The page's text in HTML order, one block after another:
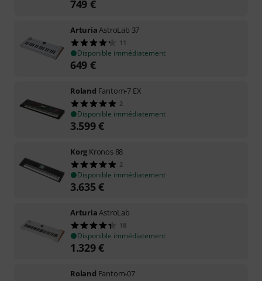
749 €
ArturiaAstroLab 37
11
Disponible immédiatement
649 €
Roland Fantom-7 EX
2
Disponible immédiatement
3.599€
Korg Kronos 88
2
Disponible immédiatement
3.635€
ArturiaAstroLab
18
Disponible immédiatement
1.329€
Roland Fantom-07